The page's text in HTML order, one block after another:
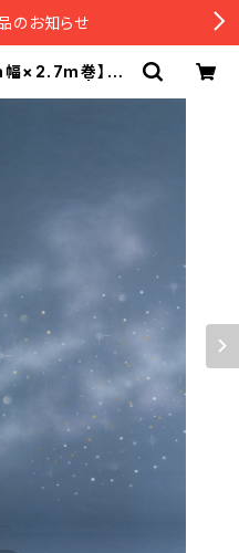
のお知らせ
×2.7m巻】柄1